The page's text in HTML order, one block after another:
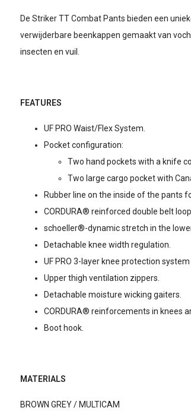
De Striker TT Combat Pants bieden een
verwijderbare beenkappen gemaakt van
insecten en vuil.
FEATURES
UF PRO Waist/Flex System.
Pocket configuration:
Two hand pockets with a knife
Two large cargo pocket with
Rubber line on the inside of the pants
CORDURA® reinforced double belt
schoeller®-dynamic stretch in the
Detachable knee width regulation.
UF PRO 3-layer knee protection
Upper thigh ventilation zippers.
Detachable moisture wicking gaiters.
CORDURA® reinforcements in knees
Boot hook.
MATERIALS
BROWN GREY / MULTICAM